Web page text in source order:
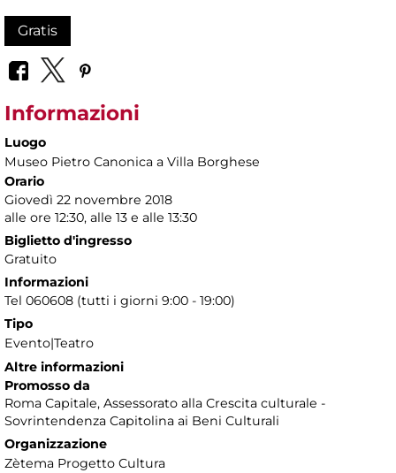
Gratis
Informazioni
Luogo
Museo Pietro Canonica a Villa Borghese
Orario
Giovedì 22 novembre 2018
alle ore 12:30, alle 13 e alle 13:30
Biglietto d'ingresso
Gratuito
Informazioni
Tel 060608 (tutti i giorni 9:00 - 19:00)
Tipo
Evento|Teatro
Altre informazioni
Promosso da
Roma Capitale, Assessorato alla Crescita culturale -
Sovrintendenza Capitolina ai Beni Culturali
Organizzazione
Zètema Progetto Cultura